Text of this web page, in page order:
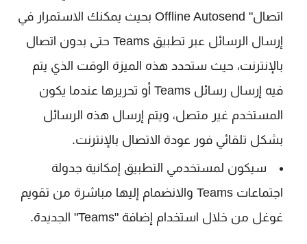
اتصال" Offline Autosend بحيث يمكنك الاستمرار في
إرسال الرسائل عبر تطبيق Teams حتى بدون اتصال
بالإنترنت، حيث ستحدد هذه الميزة الوقت الذي يتم
فيه إرسال رسائل Teams أو تحريرها عندما يكون
المستخدم غير متصل، ويتم إرسال هذه الرسائل
بشكل تلقائي فور عودة الاتصال بالإنترنت.
سيكون لمستخدمي التطبيق إمكانية جدولة
اجتماعات Teams والانضمام إليها مباشرة من تقويم
غوغل من خلال استخدام إضافة "Teams" الجديدة.